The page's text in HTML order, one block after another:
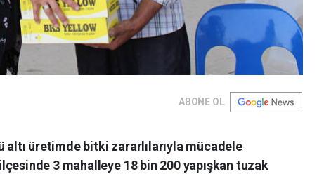
ABONE OL
üretimde bitki zararlılarıyla mücadele
3 mahalleye 18 bin 200 yapışkan tuzak